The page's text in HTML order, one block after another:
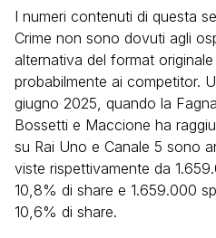
I numeri contenuti di questa
Crime non sono dovuti agli
alternativa del format
probabilmente ai competitor.
giugno 2025, quando la
Bossetti e Maccione ha
su Rai Uno e Canale 5 sono
viste rispettivamente da
10,8% di share e 1.659.000
10,6% di share.